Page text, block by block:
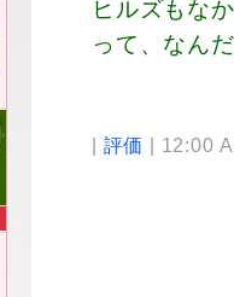
ヒルズもな
って、なん
| 評価 | 12:00